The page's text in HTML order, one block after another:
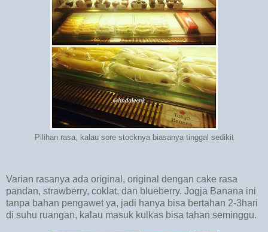
Pilihan rasa, kalau sore stocknya biasanya tinggal sedikit
Varian rasanya ada original, original dengan cake rasa
pandan, strawberry, coklat, dan blueberry. Jogja Banana ini
tanpa bahan pengawet ya, jadi hanya bisa bertahan 2-3hari
di suhu ruangan, kalau masuk kulkas bisa tahan seminggu.